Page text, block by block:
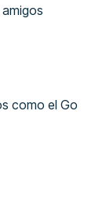
como el Go